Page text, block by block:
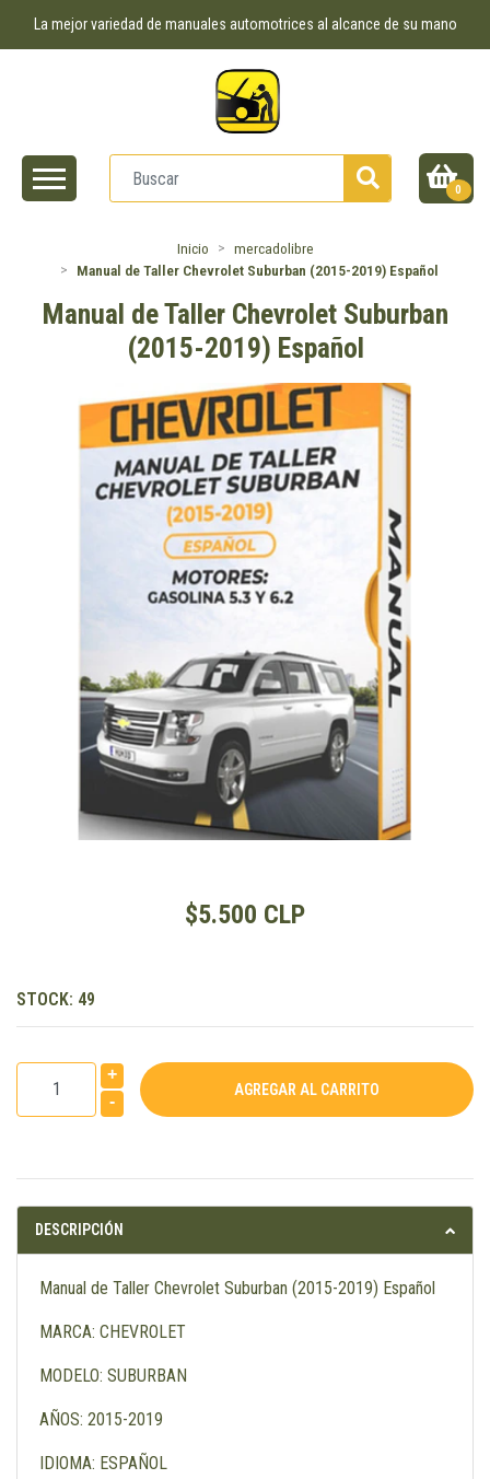
La mejor variedad de manuales automotrices al alcance de su mano
0
Inicio
mercadolibre
Manual de Taller Chevrolet Suburban (2015-2019) Español
Manual de Taller Chevrolet Suburban
(2015-2019) Español
$5.500 CLP
STOCK: 49
+
-
DESCRIPCIÓN
Manual de Taller Chevrolet Suburban (2015-2019) Español
MARCA: CHEVROLET
MODELO: SUBURBAN
AÑOS: 2015-2019
IDIOMA: ESPAÑOL